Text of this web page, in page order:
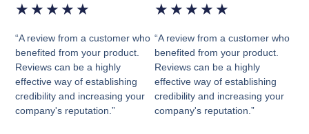
★ ★ ★ ★ ★
“A review from a customer who
benefited from your product.
Reviews can be a highly
effective way of establishing
credibility and increasing your
company's reputation.”
★ ★ ★ ★ ★
“A review from a customer who
benefited from your product.
Reviews can be a highly
effective way of establishing
credibility and increasing your
company's reputation.”